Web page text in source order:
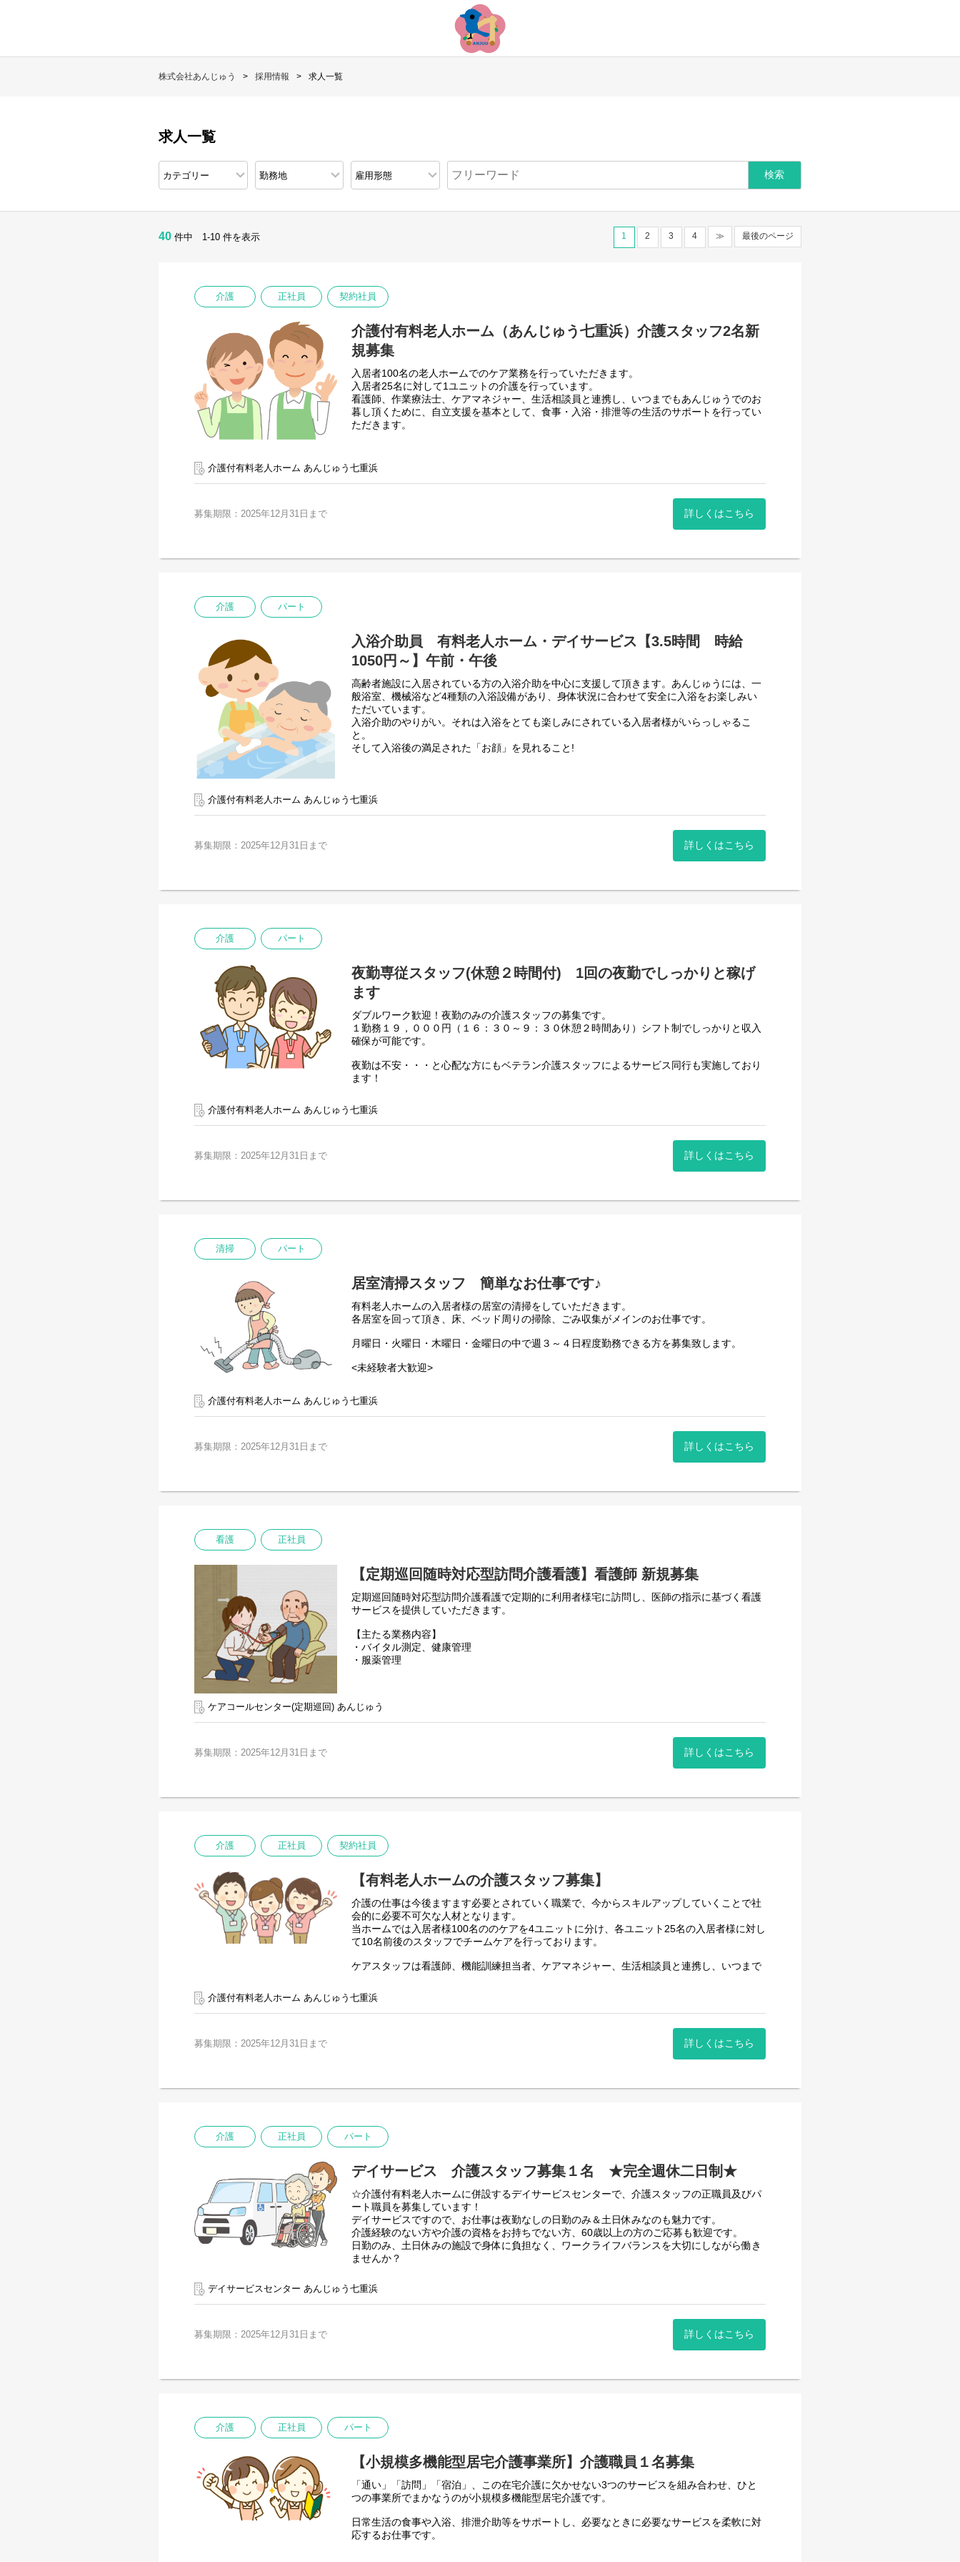
株式会社あんじゅう 採用情報 求人一覧
求人一覧
40 件中 1-10 件を表示 1 2 3 4 ≫ 最後のページ
介護 正社員 契約社員
介護付有料老人ホーム（あんじゅう七重浜）介護スタッフ2名新
規募集
入居者100名の老人ホームでのケア業務を行っていただきます。
入居者25名に対して1ユニットの介護を行っています。
看護師、作業療法士、ケアマネジャー、生活相談員と連携し、いつまでもあんじゅうでのお
暮し頂くために、自立支援を基本として、食事・入浴・排泄等の生活のサポートを行ってい
ただきます。
頼れる先輩スタッフがしっかり指導をいたしますので未経験の方も、しっかり知識や経験を
積んでいける環境です。
ご利用者様ひとりひとりに向き合い、真摯にケアできる方を募集しています。
☆事前の施設見学も可能ですので、お問い合わせください☆
介護付有料老人ホーム あんじゅう七重浜
募集期限：2025年12月31日まで 詳しくはこちら
介護 パート
入浴介助員 有料老人ホーム・デイサービス【3.5時間 時給
1050円～】午前・午後
高齢者施設に入居されている方の入浴介助を中心に支援して頂きます。あんじゅうには、一
般浴室、機械浴など4種類の入浴設備があり、身体状況に合わせて安全に入浴をお楽しみい
ただいています。
入浴介助のやりがい。それは入浴をとても楽しみにされている入居者様がいらっしゃるこ
と。
そして入浴後の満足された「お顔」を見れること!
介護付有料老人ホーム あんじゅう七重浜
募集期限：2025年12月31日まで 詳しくはこちら
介護 パート
夜勤専従スタッフ(休憩２時間付) 1回の夜勤でしっかりと稼げ
ます
ダブルワーク歓迎！夜勤のみの介護スタッフの募集です。
１勤務１９，０００円（１６：３０～９：３０休憩２時間あり）シフト制でしっかりと収入
確保が可能です。
夜勤は不安・・・と心配な方にもベテラン介護スタッフによるサービス同行も実施しており
ます！
全くの未経験の方でも介護資格取得も支援しており、安心して働けるよう多くのサポートを
実施してます。
あんじゅう七重浜は自立支援・重度化防止をモットーに、口腔ケア・トイレ誘導・起床・就
サービスのない時間は、介護ステーションで簡単な事務処理を行っていただきます。
介護付有料老人ホーム あんじゅう七重浜
募集期限：2025年12月31日まで 詳しくはこちら
清掃 パート
居室清掃スタッフ 簡単なお仕事です♪
有料老人ホームの入居者様の居室の清掃をしていただきます。
各居室を回って頂き、床、ベッド周りの掃除、ごみ収集がメインのお仕事です。
月曜日・火曜日・木曜日・金曜日の中で週３～４日程度勤務できる方を募集致します。
<未経験者大歓迎>
介護付有料老人ホーム あんじゅう七重浜
募集期限：2025年12月31日まで 詳しくはこちら
看護 正社員
【定期巡回随時対応型訪問介護看護】看護師 新規募集
定期巡回随時対応型訪問介護看護で定期的に利用者様宅に訪問し、医師の指示に基づく看護
サービスを提供していただきます。
【主たる業務内容】
・バイタル測定、健康管理
・服薬管理
介護職と連携し、いつまでも住み慣れた地域でお暮し頂くために、自立支援を基本として、
健康管理を行っていただきます。
ケアコールセンター(定期巡回) あんじゅう
募集期限：2025年12月31日まで 詳しくはこちら
介護 正社員 契約社員
【有料老人ホームの介護スタッフ募集】
介護の仕事は今後ますます必要とされていく職業で、今からスキルアップしていくことで社
会的に必要不可欠な人材となります。
当ホームでは入居者様100名ののケアを4ユニットに分け、各ユニット25名の入居者様に対し
て10名前後のスタッフでチームケアを行っております。
ケアスタッフは看護師、機能訓練担当者、ケアマネジャー、生活相談員と連携し、いつまで
等の生活のサポートを行っていただきます。
スタッフ同士仲が良くアットホームな雰囲気なので、新人さんもすぐに馴染める職場です。
ご利用者様ひとりひとりに向き合い、真摯にケアできる方、一緒に、ご利用者様の笑顔あふ
そのほか、積極的に有給休暇を取得して頂いておりますので、仕事もプライベートも充実し
当ホームの雰囲気を実際に感じて頂けるよう、施設見学も随時行っております。
ご興味のある方は面接の前にお気軽にお問い合わせください。
※夜勤あり（月５回程度）…夜勤時は１ユニット１名配置
※夜勤なしの相談可能
※事前の施設見学も可能ですので、お問い合わせください。
採用担当部署 本部総務課 (0138-48-7731)
介護付有料老人ホーム あんじゅう七重浜
募集期限：2025年12月31日まで 詳しくはこちら
介護 正社員 パート
デイサービス 介護スタッフ募集１名 ★完全週休二日制★
☆介護付有料老人ホームに併設するデイサービスセンターで、介護スタッフの正職員及びパ
ート職員を募集しています！
デイサービスですので、お仕事は夜勤なしの日勤のみ＆土日休みなのも魅力です。
介護経験のない方や介護の資格をお持ちでない方、60歳以上の方のご応募も歓迎です。
日勤のみ、土日休みの施設で身体に負担なく、ワークライフバランスを大切にしながら働き
ませんか？
※無資格・未経験・他業種からの転職でも、先輩スタッフが分かるまで丁寧に指導いたしま
す。
デイサービスセンター あんじゅう七重浜
募集期限：2025年12月31日まで 詳しくはこちら
介護 正社員 パート
【小規模多機能型居宅介護事業所】介護職員１名募集
「通い」「訪問」「宿泊」、この在宅介護に欠かせない3つのサービスを組み合わせ、ひと
つの事業所でまかなうのが小規模多機能型居宅介護です。
日常生活の食事や入浴、排泄介助等をサポートし、必要なときに必要なサービスを柔軟に対
応するお仕事です。